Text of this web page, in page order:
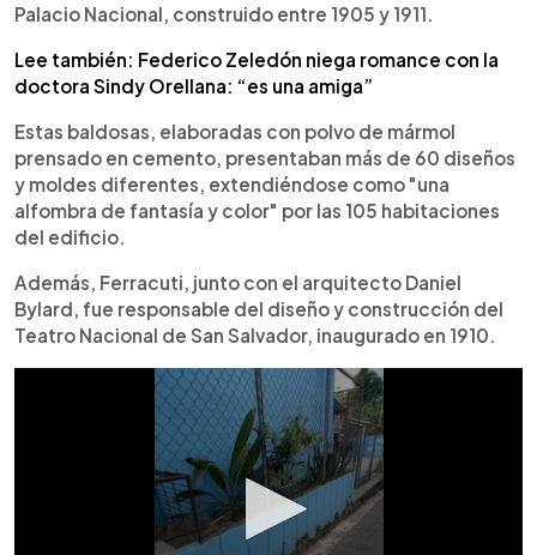
Palacio Nacional, construido entre 1905 y 1911.
Lee también: Federico Zeledón niega romance con la
doctora Sindy Orellana: “es una amiga”
Estas baldosas, elaboradas con polvo de mármol
prensado en cemento, presentaban más de 60 diseños
y moldes diferentes, extendiéndose como "una
alfombra de fantasía y color" por las 105 habitaciones
del edificio.
Además, Ferracuti, junto con el arquitecto Daniel
Bylard, fue responsable del diseño y construcción del
Teatro Nacional de San Salvador, inaugurado en 1910.